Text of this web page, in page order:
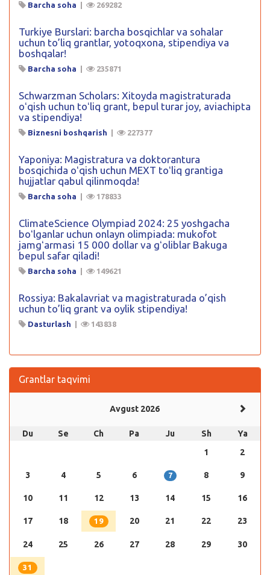
Barcha soha | 269282
Turkiye Burslari: barcha bosqichlar va sohalar
uchun to’liq grantlar, yotoqxona, stipendiya va
boshqalar!
Barcha soha | 235871
Schwarzman Scholars: Xitoyda magistraturada
oʻqish uchun toʻliq grant, bepul turar joy, aviachipta
va stipendiya!
Biznesni boshqarish | 227377
Yaponiya: Magistratura va doktorantura
bosqichida oʻqish uchun MEXT toʻliq grantiga
hujjatlar qabul qilinmoqda!
Barcha soha | 178833
ClimateScience Olympiad 2024: 25 yoshgacha
boʻlganlar uchun onlayn olimpiada: mukofot
jamgʻarmasi 15 000 dollar va gʻoliblar Bakuga
bepul safar qiladi!
Barcha soha | 149621
Rossiya: Bakalavriat va magistraturada o’qish
uchun to’liq grant va oylik stipendiya!
Dasturlash | 143838
Grantlar taqvimi
Avgust 2026
Du Se Ch Pa Ju Sh
Ya
1
2
3 4 5 6 7 8 9
10 11 12 13 14 15 16
17 18 19 20 21 22 23
24 25 26 27 28 29 30
31